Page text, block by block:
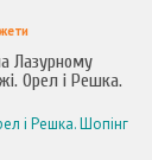
Лазурному
Орел і Решка.
і Решка. Шопінг